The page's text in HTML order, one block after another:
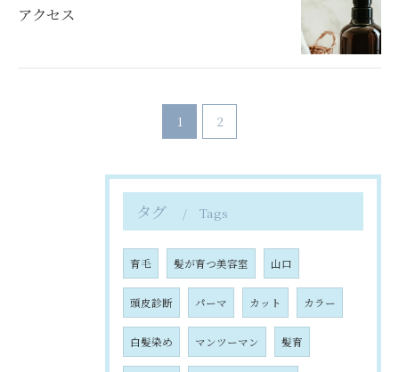
アクセス
1 2
タグ Tags
育毛 髪が育つ美容室 山口
頭皮診断 パーマ カット カラー
白髪染め マンツーマン 髪育